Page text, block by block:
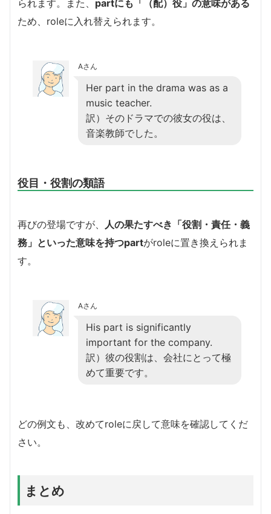
られます。また、 partにも「（配）役」の意味がある
ため、roleに入れ替えられます。
Aさん
Her part in the drama was as a
music teacher.
訳）そのドラマでの彼女の役は、
音楽教師でした。
役目・役割の類語
再びの登場ですが、 人の果たすべき「役割・責任・義
務」といった意味を持つpartがroleに置き換えられま
す。
Aさん
His part is significantly
important for the company.
訳）彼の役割は、会社にとって極
めて重要です。
どの例文も、改めてroleに戻して意味を確認してくだ
さい。
まとめ